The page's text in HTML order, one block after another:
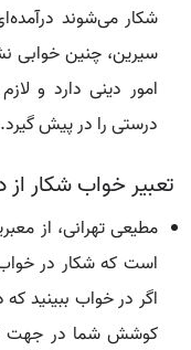
شکار می‌شوند
سیرین، چنین خوابی
امور دینی دارد و
درستی را در پیش گیرد.
تعبیر خواب شکار
مطیعی تهرانی، از
است که شکار در
اگر در خواب ببینید
کوشش شما در جهت